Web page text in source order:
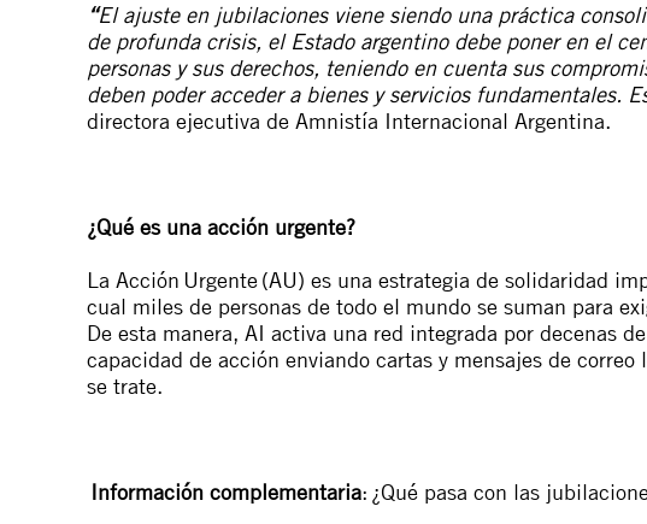
“El ajuste en jubilaciones viene siendo una práctica
de profunda crisis, el Estado argentino debe poner en el
personas y sus derechos, teniendo en cuenta sus
deben poder acceder a bienes y servicios fundamentales.
directora ejecutiva de Amnistía Internacional Argentina.
¿Qué es una acción urgente?
La Acción Urgente(AU) es una estrategia de solidaridad
cual miles de personas de todo el mundo se suman para
De esta manera, AI activa una red integrada por decenas
capacidad de acción enviando cartas y mensajes de
se trate.
Información complementaria: ¿Qué pasa con las